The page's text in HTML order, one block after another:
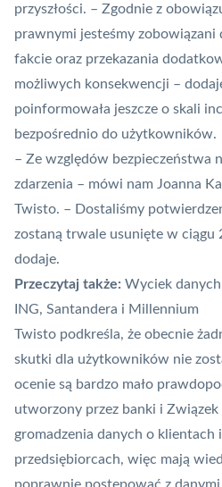
przyszłości. – Zgodnie z
prawnymi jesteśmy
fakcie oraz przekazania
możliwych konsekwencji –
poinformowała jeszcze o skali
bezpośrednio do użytkowników.
– Ze względów bezpieczeństwa
zdarzenia – mówi nam Joanna
Twisto. – Dostaliśmy
zostaną trwale usunięte w ciągu
dodaje.
Przeczytaj także: Wyciek
ING, Santandera i Millennium
Twisto podkreśla, że obecnie
skutki dla użytkowników nie
ocenie są bardzo mało
utworzony przez banki i Związek
gromadzenia danych o klientach
przedsiębiorcach, więc mają